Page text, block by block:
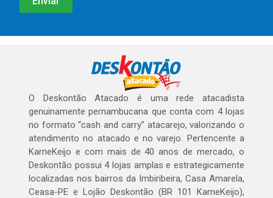
O Deskontão Atacado é uma rede atacadista
genuinamente pernambucana que conta com 4 lojas
no formato “cash and carry” atacarejo, valorizando o
atendimento no atacado e no varejo. Pertencente a
KarneKeijo e com mais de 40 anos de mercado, o
Deskontão possui 4 lojas amplas e estrategicamente
localizadas nos bairros da Imbiribeira, Casa Amarela,
Ceasa-PE e Lojão Deskontão (BR 101 KarneKeijo),